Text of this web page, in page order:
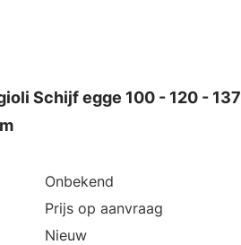
Schijf egge 100 - 120 - 137
Onbekend
Prijs op aanvraag
Nieuw